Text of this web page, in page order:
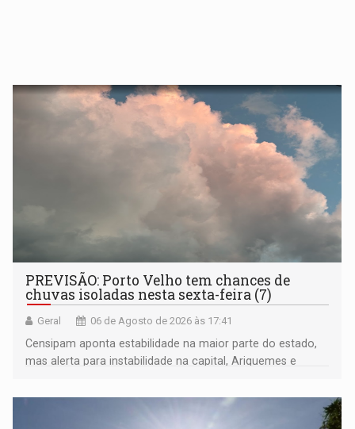
PREVISÃO: Porto Velho tem chances de
chuvas isoladas nesta sexta-feira (7)
Geral 06 de Agosto de 2026 às 17:41
Censipam aponta estabilidade na maior parte do estado,
mas alerta para instabilidade na capital, Ariquemes e